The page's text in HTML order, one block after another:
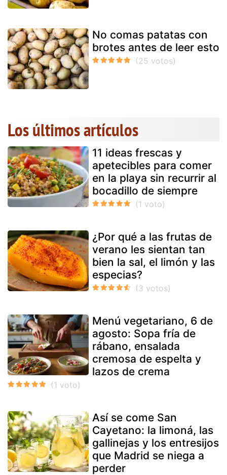
No comas patatas con
brotes antes de leer esto
Los últimos artículos
11 ideas frescas y
apetecibles para comer
en la playa sin recurrir al
bocadillo de siempre
¿Por qué a las frutas de
verano les sientan tan
bien la sal, el limón y las
especias?
Menú vegetariano, 6 de
agosto: Sopa fría de
rábano, ensalada
cremosa de espelta y
lazos de crema
Así se come San
Cayetano: la limoná, las
gallinejas y los entresijos
que Madrid se niega a
perder